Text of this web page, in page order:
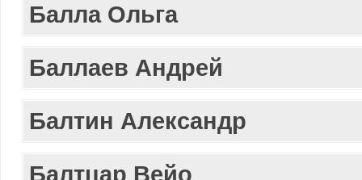
Балла Ольга
Баллаев Андрей
Балтин Александр
Балтцар Вейо